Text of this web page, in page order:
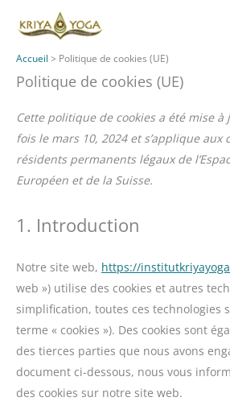
Accueil > Politique de cookies (UE)
Politique de cookies (UE)
Cette politique de cookies a été mise
fois le mars 10, 2024 et s’applique aux
résidents permanents légaux de
Européen et de la Suisse.
1. Introduction
Notre site web, https://
web ») utilise des cookies et autres
simplification, toutes ces technologies
terme « cookies »). Des cookies sont
des tierces parties que nous avons
document ci-dessous, nous vous
des cookies sur notre site web.